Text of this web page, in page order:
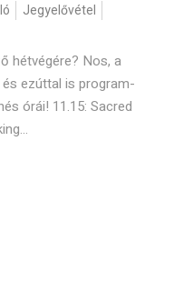
Jegyelővétel
hétvégére? Nos, a
ezúttal is program-
órái! 11.15: Sacred